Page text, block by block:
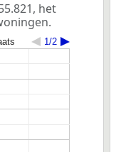
het
1/2